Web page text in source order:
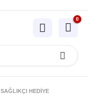
0
SAĞLIKÇI HEDIYE